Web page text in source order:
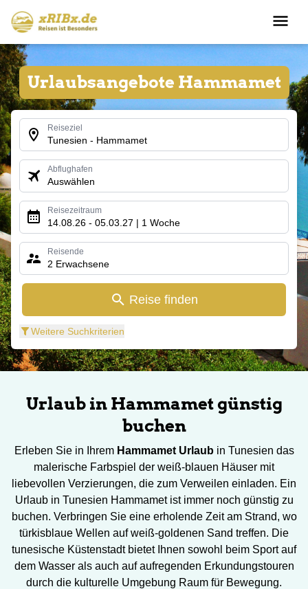
Urlaubsangebote Hammamet
Reiseziel
Tunesien - Hammamet
Abflughafen
Auswählen
Reisezeitraum
14.08.26 - 05.03.27 | 1 Woche
Reisende
2 Erwachsene
Reise finden
Weitere Suchkriterien
Urlaub in Hammamet günstig
buchen
Erleben Sie in Ihrem Hammamet Urlaubin Tunesien das
malerische Farbspiel der weiß-blauen Häuser mit
liebevollen Verzierungen, die zum Verweilen einladen. Ein
Urlaub in Tunesien Hammamet ist immer noch günstig zu
buchen. Verbringen Sie eine erholende Zeit am Strand, wo
türkisblaue Wellen auf weiß-goldenen Sand treffen. Die
tunesische Küstenstadt bietet Ihnen sowohl beim Sport auf
dem Wasser als auch auf aufregenden Erkundungstouren
durch die kulturelle Umgebung Raum für Bewegung.